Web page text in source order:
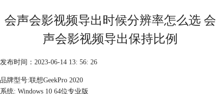
会声会影视频导出时候分辨率怎么选 会
声会影视频导出保持比例
发布时间：2023-06-14 13: 56: 26
品牌型号:联想GeekPro 2020
系统: Windows 10 64位专业版